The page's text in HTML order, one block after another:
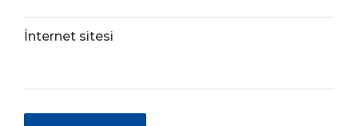
İnternet sitesi